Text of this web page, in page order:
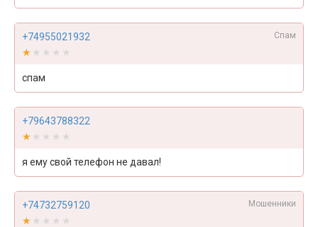
+74955021932 Спам
★★★★★
★★★★★
спам
+79643788322
★★★★★
★★★★★
я ему свой телефон не давал!
+74732759120 Мошенники
★★★★★
★★★★★